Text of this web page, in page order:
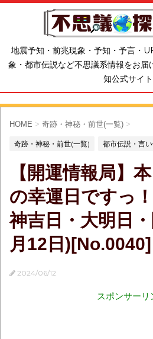
地震予知・前兆現象・予知・予言・
象・都市伝説など不思議系情報をお
知公式サイト
HOME > 奇跡・神秘・前世(一覧) >
奇跡・神秘・前世(一覧) 都市伝説・言
【開運情報局】
の幸運日ですっ
神吉日・大明日
月12日)[No.0040]
2024/06/12
スポンサーリ